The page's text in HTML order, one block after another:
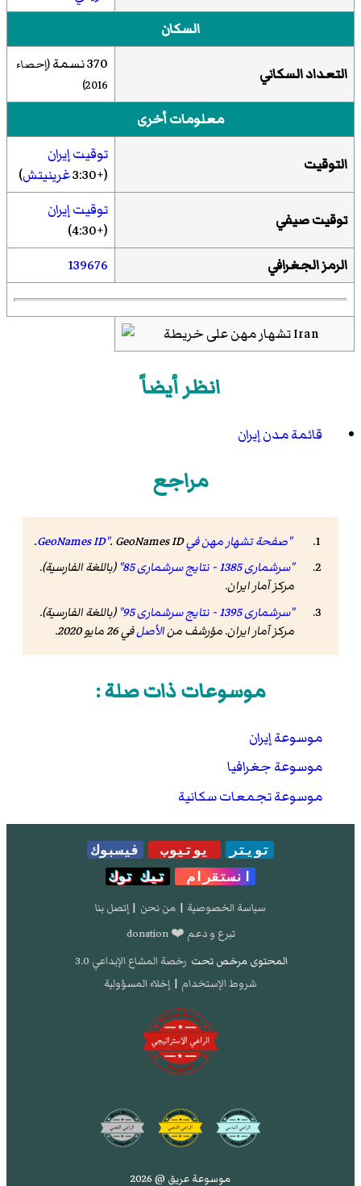
السكان
التعداد السكاني 370 نسمة
(إحصاء
2016
)
معلومات أخرى
التوقيت
توقيت إيران
(+3:30
غرينيتش)
توقيت صيفي
توقيت إيران
(+4:30)
الرمز الجغرافي
139676
انظر أيضاً
قائمة مدن إيران
مراجع
"صفحة تشهار مهن في GeoNames ID" . GeoNames ID
.
"سرشماری 1385 - نتایج سرشماری 85"
(باللغة الفارسية).
مرکز آمار ایران.
"سرشماری 1395 - نتایج سرشماری 95"
(باللغة الفارسية).
مرکز آمار ایران. مؤرشف منالأصلفي 26 مايو 2020 .
موسوعات ذات صلة :
موسوعة إيران
موسوعة جغرافيا
موسوعة تجمعات سكانية
تويتر يوتيوب
فيسبوك
انستقرام
تيك توك
سياسة الخصوصية | من نحن | إتصل بنا
تبرع و دعم ❤️ donation
المحتوى مرخص تحت رخصة المشاع الإبداعي 3.0
شروط الإستخدام | إخلاء المسؤولية
موسوعة عريق @ 2026